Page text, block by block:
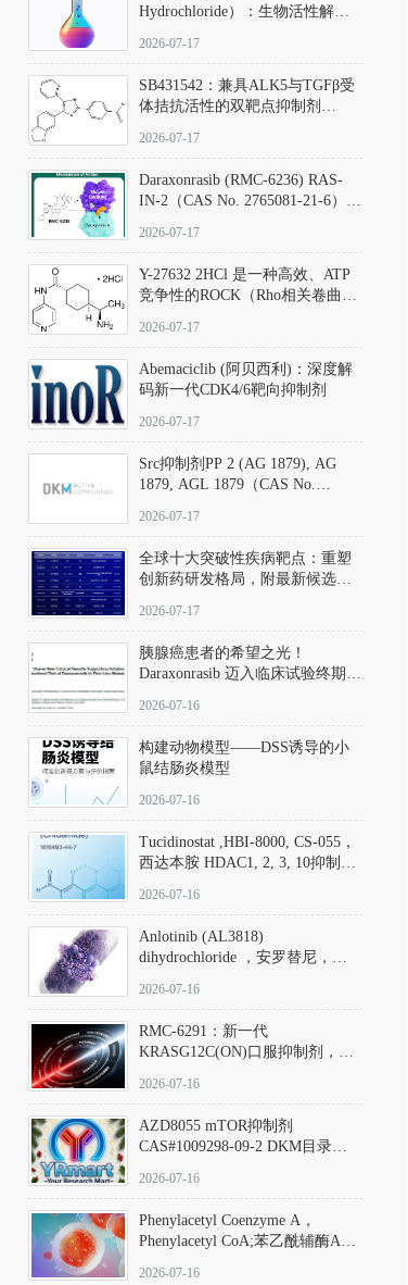
Hydrochloride）：生物活性解
范
2026-07-17
SB431542：兼具ALK5与TGFβ受
体拮抗活性的双靶点抑制剂
D801067）
2026-07-17
Daraxonrasib (RMC-6236) RAS-
IN-2（CAS No. 2765081-21-6）：
向KRAS/NRAS/HRAS的广谱RAS
2026-07-17
Y-27632 2HCl 是一种高效、ATP
竞争性的ROCK（Rho相关卷曲螺
同等抑制ROCK1与ROCK2；其通
过精准嵌入激酶的ATP结合位点
发挥抑制作用，对ROCK1和
ROCK2的解离常数（Ki）分别为
140 nM和300 nM；在众多丝氨酸/
中，其靶向ROCK的选择性超过
200倍，凸显出优异的分子特异
2026-07-17
Abemaciclib (阿贝西利)：深度解
码新一代CDK4/6靶向抑制剂
2026-07-17
Src抑制剂PP 2 (AG 1879), AG
1879, AGL 1879（CAS No.
应用指南
2026-07-17
全球十大突破性疾病靶点：重塑
创新药研发格局，附最新候选分
2026-07-17
胰腺癌患者的希望之光！
Daraxonrasib 迈入临床试验终期阶
2026-07-16
构建动物模型——DSS诱导的小
鼠结肠炎模型
2026-07-16
Tucidinostat ,HBI-8000, CS-055，
西达本胺 HDAC1, 2, 3, 10抑制剂
D808567) - DKM活性分子
2026-07-16
Anlotinib (AL3818)
dihydrochloride ，安罗替尼，
Hydrochloride实验方法步骤SOP
2026-07-16
RMC-6291：新一代
KRASG12C(ON)口服抑制剂，
(Elironrasib)CAS#2641998-63-0
2026-07-16
AZD8055 mTOR抑制剂
CAS#1009298-09-2 DKM目录号
激酶抑制剂的深度剖析
2026-07-16
Phenylacetyl Coenzyme A，
Phenylacetyl CoA;苯乙酰辅酶A
2026-07-16